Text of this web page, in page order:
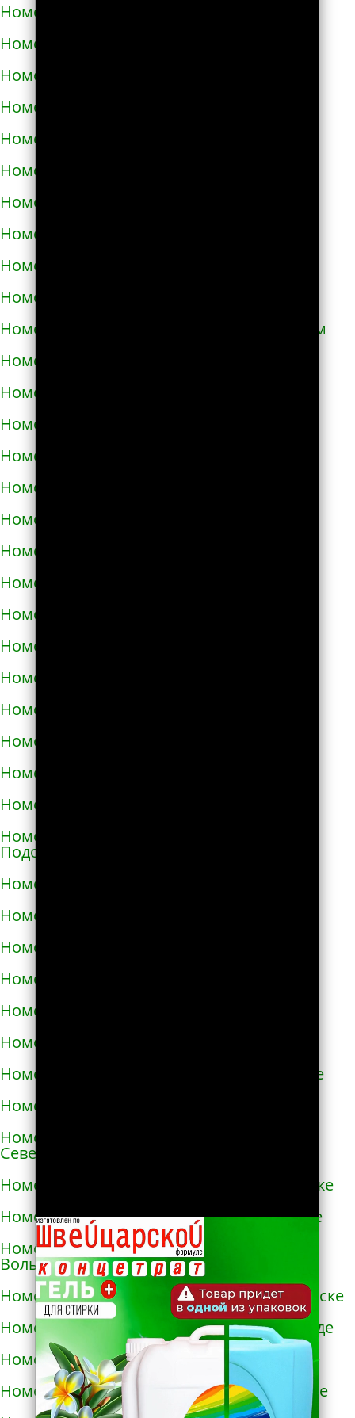
Номера телефонов такси в Корюковке
Номера телефонов такси в Костополе
Номера телефонов такси в Котельве
Номера телефонов такси в Коцюбинском
Номера телефонов такси в Красилове
Номера телефонов такси в Краснограде
Номера телефонов такси в Кременце
Номера телефонов такси в Кременчуге
Номера телефонов такси в Кривом Роге
Номера телефонов такси в Кролевце
Номера телефонов такси в Кропивницком
Номера телефонов такси в Купянске
Номера телефонов такси в Ладыжине
Номера телефонов такси в Лозовой
Номера телефонов такси в Лохвице
Номера телефонов такси в Лубнах
Номера телефонов такси в Луцке
Номера телефонов такси во Львове
Номера телефонов такси в Люботине
Номера телефонов такси в Малой Виске
Номера телефонов такси в Малине
Номера телефонов такси в Марганце
Номера телефонов такси в Мелитополе
Номера телефонов такси в Мене
Номера телефонов такси в Миргороде
Номера телефонов такси в Мироновке
Номера телефонов такси в Могилёве-
Подольском
Номера телефонов такси в Мукачево
Номера телефонов такси в Надворной
Номера телефонов такси в Нежине
Номера телефонов такси в Немирове
Номера телефонов такси в Нетешине
Номера телефонов такси в Никополе
Номера телефонов такси в Новой Каховке
Номера телефонов такси в Новой Одессе
Номера телефонов такси в Новгороде-
Северском
Номера телефонов такси в Новоалексеевке
Номера телефонов такси в Нововолынске
Номера телефонов такси в Новограде-
Волынском
Номера телефонов такси в Новоднестровске
Номера телефонов такси в Новомиргороде
Номера телефонов такси в Новоукраинке
Номера телефонов такси в Новояворовске